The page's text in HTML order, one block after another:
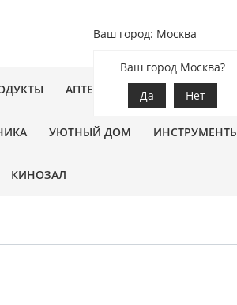
Ваш город: Москва
Ваш город Москва?
Да
Нет
АПТЕКА ЗООТОВАРЫ
УЮТНЫЙ ДОМ
КИНОЗАЛ